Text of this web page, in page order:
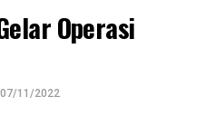
Operasi
07/11/2022